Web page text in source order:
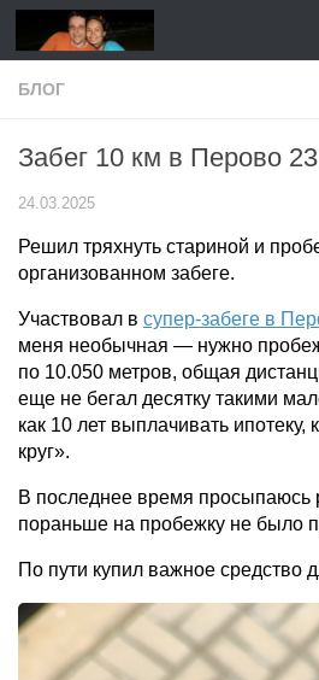
Перейти к содержимому
БЛОГ
Забег 10 км в Перово
24.03.2025
Решил тряхнуть стариной и
организованном забеге.
Участвовал в супер-забеге в
меня необычная — нужно
по 10.050 метров, общая
еще не бегал десятку такими
как 10 лет выплачивать ипотеку,
круг».
В последнее время просыпаюсь
пораньше на пробежку не было
По пути купил важное средство